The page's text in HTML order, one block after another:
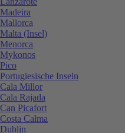
Madeira
Mallorca
Malta (Insel)
Menorca
Mykonos
Pico
Portugiesische Inseln
Cala Millor
Cala Rajada
Can Picafort
Costa Calma
Dublin